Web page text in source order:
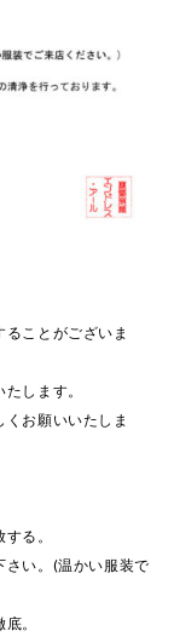
ことがございま
します。
お願いいたしま
る。
い。(温かい服装で
。